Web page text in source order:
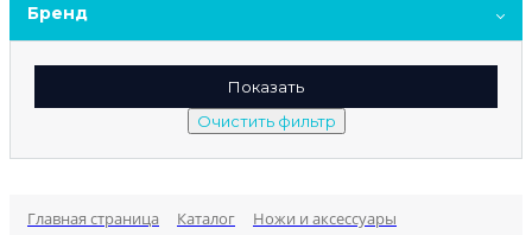
Бренд
Главная страница Каталог Ножи и аксессуары